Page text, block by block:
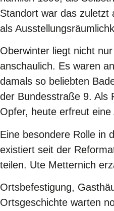
Standort war das zuletzt
als
Oberwinter liegt nicht
anschaulich. Es waren
damals so beliebten
der Bundesstraße 9. Als
Opfer, heute erfreut
Eine besondere Rolle in
existiert seit der
teilen. Ute Metternich
Ortsbefestigung,
Ortsgeschichte warten